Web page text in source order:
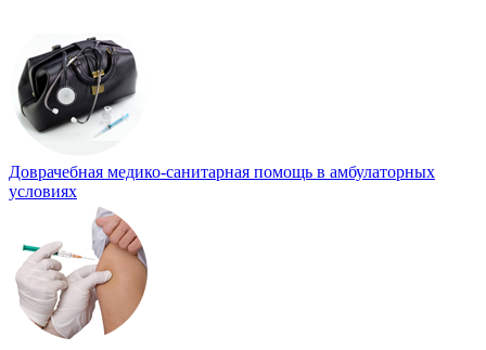
Доврачебная медико-санитарная помощь в амбулаторных
условиях